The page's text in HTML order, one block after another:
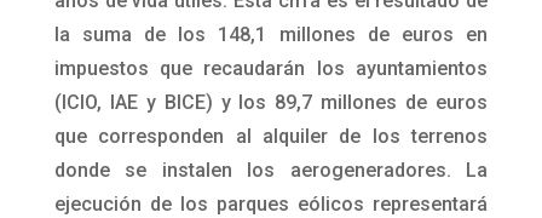
la suma de los 148,1 millones de euros en
impuestos que recaudarán los ayuntamientos
(ICIO, IAE y BICE) y los 89,7 millones de euros
que corresponden al alquiler de los terrenos
donde se instalen los aerogeneradores. La
ejecución de los parques eólicos representará